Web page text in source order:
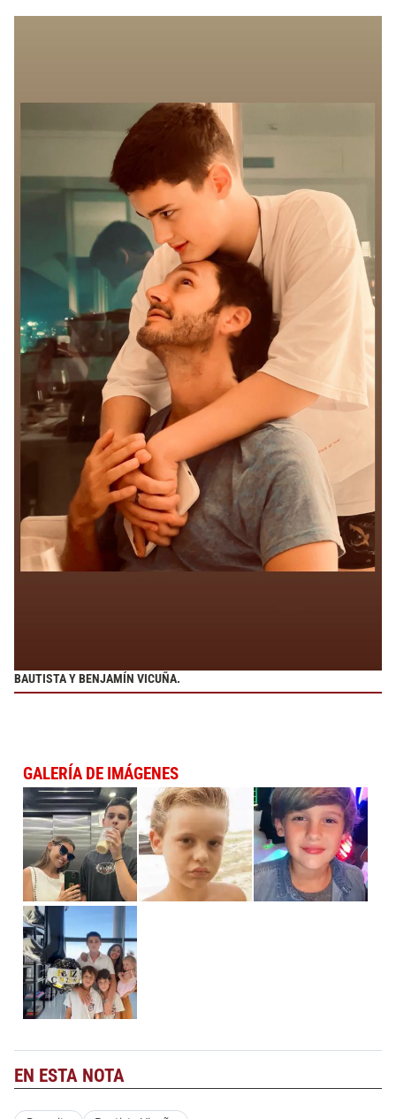
BAUTISTA Y BENJAMÍN VICUÑA.
GALERÍA DE IMÁGENES
EN ESTA NOTA